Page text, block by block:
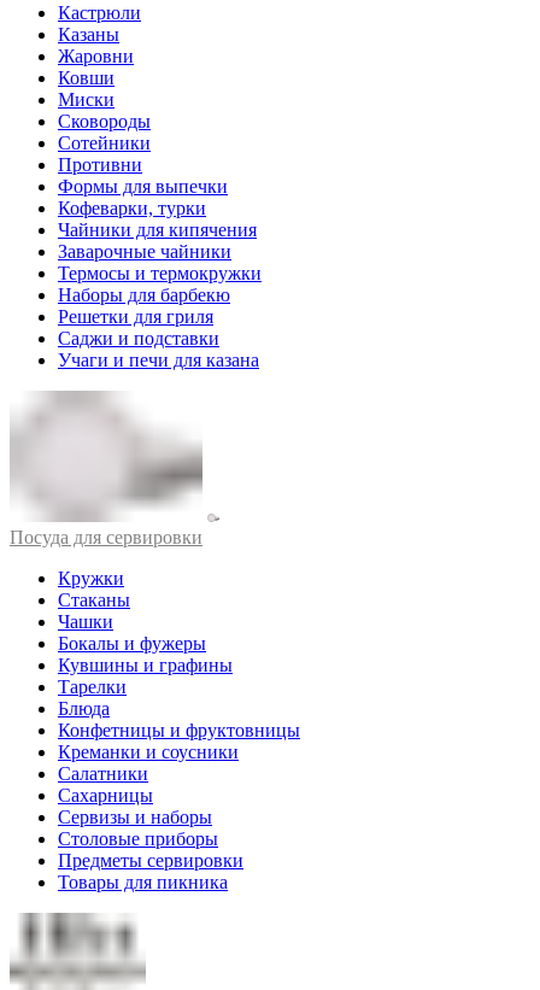
Кастрюли
Казаны
Жаровни
Ковши
Миски
Сковороды
Сотейники
Противни
Формы для выпечки
Кофеварки, турки
Чайники для кипячения
Заварочные чайники
Термосы и термокружки
Наборы для барбекю
Решетки для гриля
Саджи и подставки
Учаги и печи для казана
Посуда для сервировки
Кружки
Стаканы
Чашки
Бокалы и фужеры
Кувшины и графины
Тарелки
Блюда
Конфетницы и фруктовницы
Креманки и соусники
Салатники
Сахарницы
Сервизы и наборы
Столовые приборы
Предметы сервировки
Товары для пикника